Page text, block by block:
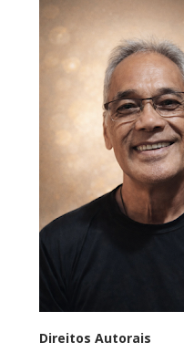
Direitos Autorais